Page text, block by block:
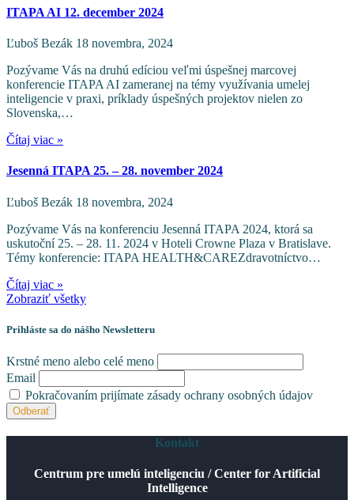
ITAPA AI 12. december 2024
Ľuboš Bezák 18 novembra, 2024
Pozývame Vás na druhú edíciou veľmi úspešnej marcovej
konferencie ITAPA AI zameranej na témy využívania umelej
inteligencie v praxi, príklady úspešných projektov nielen zo
Slovenska,…
Čítaj viac »
Jesenná ITAPA 25. – 28. november 2024
Ľuboš Bezák 18 novembra, 2024
Pozývame Vás na konferenciu Jesenná ITAPA 2024, ktorá sa
uskutoční 25. – 28. 11. 2024 v Hoteli Crowne Plaza v Bratislave.
Témy konferencie: ITAPA HEALTH&CAREZdravotníctvo…
Čítaj viac »
Zobraziť všetky
Prihláste sa do nášho Newsletteru
Krstné meno alebo celé meno
Email
Pokračovaním prijímate zásady ochrany osobných údajov
Kontakt
Centrum pre umelú inteligenciu / Center for Artificial
Intelligence